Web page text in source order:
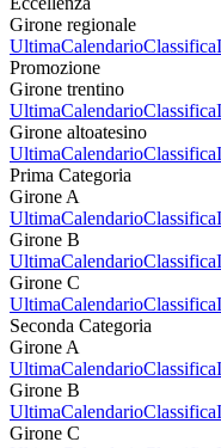
Girone regionale
UltimaCalendarioClassifica
Promozione
Girone trentino
UltimaCalendarioClassifica
Girone altoatesino
UltimaCalendarioClassifica
Prima Categoria
Girone A
UltimaCalendarioClassifica
Girone B
UltimaCalendarioClassifica
Girone C
UltimaCalendarioClassifica
Seconda Categoria
Girone A
UltimaCalendarioClassifica
Girone B
UltimaCalendarioClassifica
Girone C